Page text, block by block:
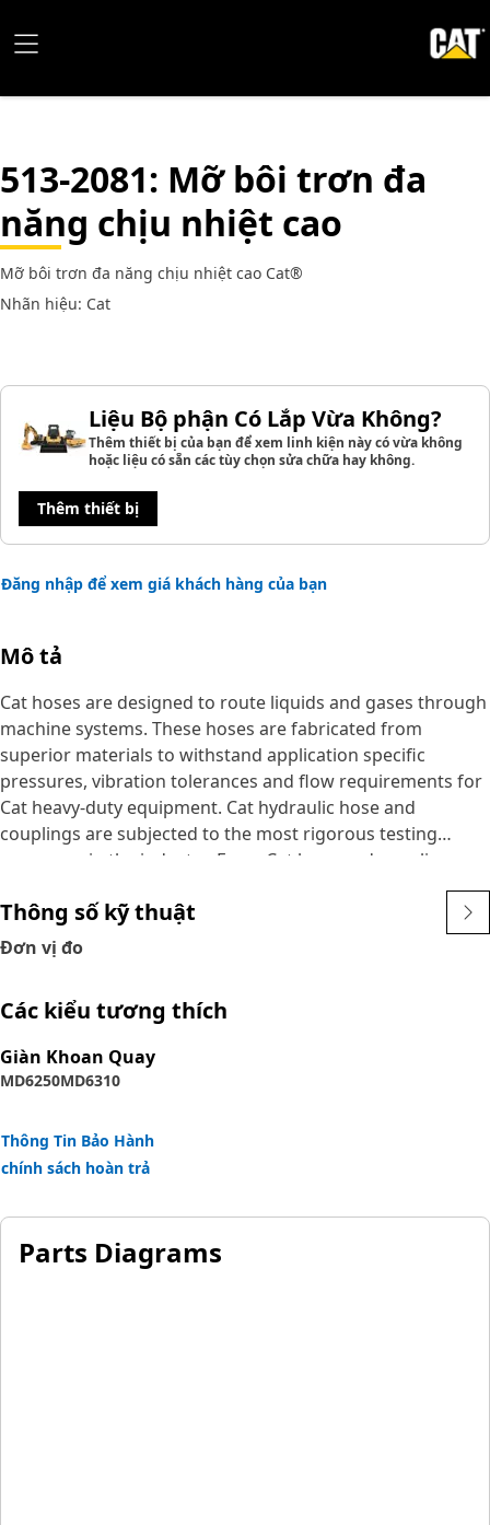
513-2081: Mỡ bôi trơn đa
năng chịu nhiệt cao
Mỡ bôi trơn đa năng chịu nhiệt cao Cat®
Nhãn hiệu: Cat
Liệu Bộ phận Có Lắp Vừa Không?
Thêm thiết bị của bạn để xem linh kiện này có vừa không
hoặc liệu có sẵn các tùy chọn sửa chữa hay không.
Thêm thiết bị
Đăng nhập để xem giá khách hàng của bạn
Mô tả
Cat hoses are designed to route liquids and gases through
machine systems. These hoses are fabricated from
superior materials to withstand application specific
pressures, vibration tolerances and flow requirements for
Cat heavy-duty equipment. Cat hydraulic hose and
couplings are subjected to the most rigorous testing
processes in the industry. Every Cat hose and coupling
combination is tested as a system to ensure a perfect fit
that yields maximum safety and dependability.
The construction of the hose is made from synthetic
rubber tube; two braids of special high tensile steel wire
outer cover is textile braided.
Thông số kỹ thuật
Đơn vị đo
Các kiểu tương thích
Giàn Khoan Quay
MD6250MD6310
Thông Tin Bảo Hành
chính sách hoàn trả
Parts Diagrams